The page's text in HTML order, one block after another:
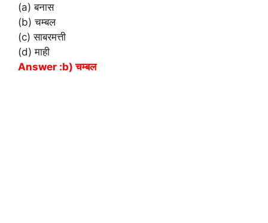
(a) बनास
(b) चम्बल
(c) साबरमत्ती
(d) माही
Answer :b) चम्बल